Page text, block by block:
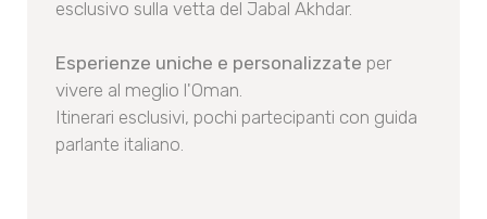
esclusivo sulla vetta del Jabal Akhdar.
Esperienze uniche e personalizzate per
vivere al meglio l'Oman.
Itinerari esclusivi, pochi partecipanti con guida
parlante italiano.